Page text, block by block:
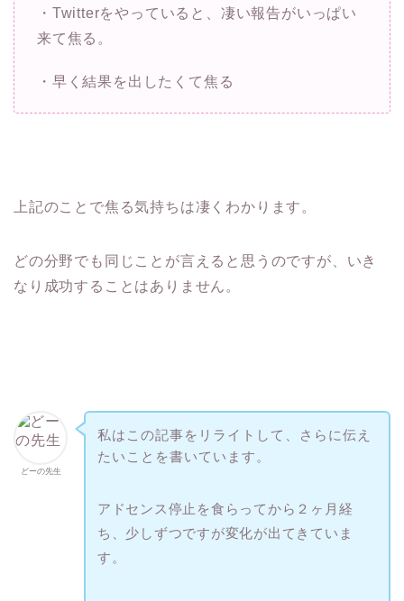
・Twitterをやっていると、凄い報告がいっぱい
来て焦る。
・早く結果を出したくて焦る
上記のことで焦る気持ちは凄くわかります。
どの分野でも同じことが言えると思うのですが、いき
なり成功することはありません。
どーの先生
私はこの記事をリライトして、さらに伝え
たいことを書いています。
アドセンス停止を食らってから２ヶ月経
ち、少しずつですが変化が出てきていま
す。